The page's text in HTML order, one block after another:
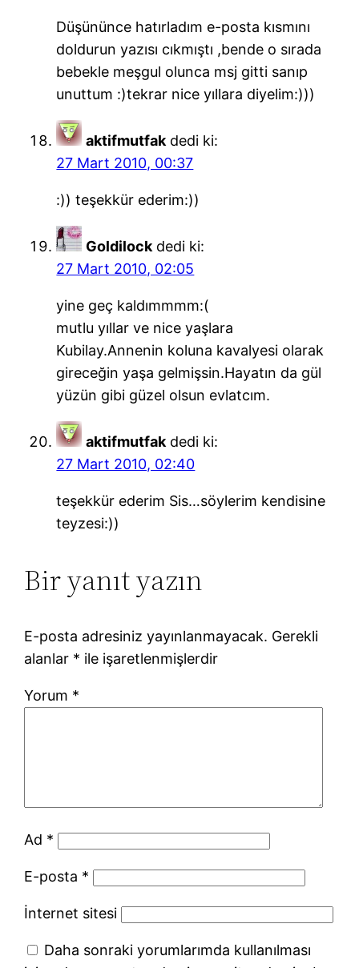
Düşününce hatırladım e-posta kısmını
doldurun yazısı cıkmıştı ,bende o sırada
bebekle meşgul olunca msj gitti sanıp
unuttum :)tekrar nice yıllara diyelim:)))
aktifmutfak dedi ki:
27 Mart 2010, 00:37
:)) teşekkür ederim:))
Goldilock dedi ki:
27 Mart 2010, 02:05
yine geç kaldımmmm:(
mutlu yıllar ve nice yaşlara
Kubilay.Annenin koluna kavalyesi olarak
gireceğin yaşa gelmişsin.Hayatın da gül
yüzün gibi güzel olsun evlatcım.
aktifmutfak dedi ki:
27 Mart 2010, 02:40
teşekkür ederim Sis…söylerim kendisine
teyzesi:))
Bir yanıt yazın
E-posta adresiniz yayınlanmayacak. Gerekli
alanlar * ile işaretlenmişlerdir
Yorum *
Ad *
E-posta *
İnternet sitesi
Daha sonraki yorumlarımda kullanılması